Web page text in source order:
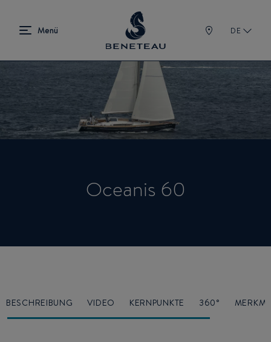
DE
Oceanis 60
BESCHREIBUNG VIDEO KERNPUNKTE 360°